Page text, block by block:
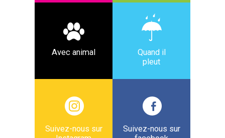
Avec animal
Quand il
pleut
Suivez-nous sur
Suivez-nous sur